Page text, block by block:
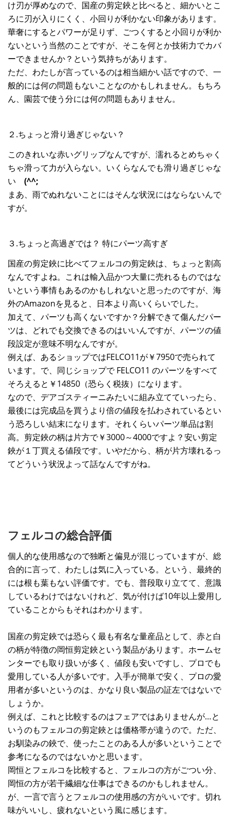
け刃が厚めなので、国産の剪定鋏と比べると、細かいとこ
ろに刃が入りにくく、小回りが利かない印象があります。
華奢にするとパワーが足りず、ごつくすると小回りが利か
ないという当然のことですが、そこを何とか技術力でカバ
ーできませんか？という気持ちがあります。
ただ、わたしが言っているのは相当細かい話ですので、一
般的には何の問題もないことなのかもしれません。もちろ
ん、園芸で使う分には何の問題もありません。
２.ちょっと滑り過ぎじゃない？
このきれいな赤いグリップなんですが、濡れるとめちゃく
ちゃ滑って力が入らない。いくらなんでも滑り過ぎじゃな
い (^^;
まあ、雨でぬれないことにはそんな状況にはならないんで
すが。
３.ちょっと高過ぎでは？ 特にパーツ高すぎ
国産の剪定鋏に比べてフェルコの剪定鋏は、ちょっと割高
なんですよね。これは輸入品かつ大量に売れるものではな
いという事情もあるのかもしれないと思ったのですが、海
外のAmazonを見ると、日本より高いくらいでした。
加えて、パーツも高くないですか？分解できて傷んだパー
ツは、どれでも交換できるのはいいんですが、パーツの値
段設定が意味不明なんですが。
例えば、あるショップではFELCO11が￥7950で売られて
います。で、同じショップで FELCO11 のパーツをすべて
そろえると￥14850（恐らく税抜）になります。
なので、デアゴスティーニみたいに組み立てていったら、
最後には完成品を買うより倍の値段を払わされているとい
う恐ろしい結末になります。それくらいパーツ単品は割
高。剪定鋏の柄は片方で￥3000～4000ですよ？安い剪定
鋏が１丁買える値段です。いやだから、柄が片方壊れるっ
てどういう状況よって話なんですがね。
フェルコの総合評価
個人的な使用感なので独断と偏見が混じっていますが、総
合的に言って、わたしは気に入っている。という、最終的
には根も葉もない評価です。でも、普段取り立てて、意識
しているわけではないけれど、気が付けば10年以上愛用し
ていることからもそれはわかります。
国産の剪定鋏では恐らく最も有名な量産品として、赤と白
の柄が特徴の岡恒剪定鋏という製品があります。ホームセ
ンターでも取り扱いが多く、値段も安いですし、プロでも
愛用している人が多いです。入手が簡単で安く、プロの愛
用者が多いというのは、かなり良い製品の証左ではないで
しょうか。
例えば、これと比較するのはフェアではありませんが…と
いうのもフェルコの剪定鋏とは価格帯が違うので。ただ、
お馴染みの鋏で、使ったことのある人が多いということで
参考になるのではないかと思います。
岡恒とフェルコを比較すると、フェルコの方がごつい分、
岡恒の方が若干繊細な仕事はできるのかもしれません。
が、一言で言うとフェルコの使用感の方がいいです。切れ
味がいいし、疲れないという風に感じます。